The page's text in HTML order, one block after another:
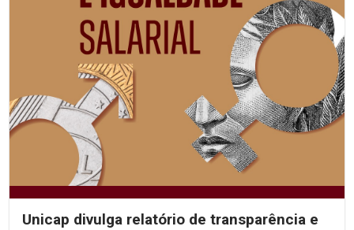
Unicap divulga relatório de transparência e